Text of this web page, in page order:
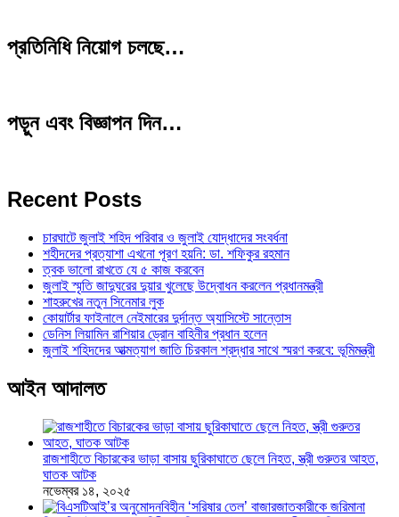
প্রতিনিধি নিয়োগ চলছে…
পড়ুন এবং বিজ্ঞাপন দিন…
Recent Posts
চারঘাটে জুলাই শহিদ পরিবার ও জুলাই যোদ্ধাদের সংবর্ধনা
শহীদদের প্রত্যাশা এখনো পূরণ হয়নি: ডা. শফিকুর রহমান
ত্বক ভালো রাখতে যে ৫ কাজ করবেন
জুলাই স্মৃতি জাদুঘরের দুয়ার খুলেছে উদ্বোধন করলেন প্রধানমন্ত্রী
শাহরুখের নতুন সিনেমার লুক
কোয়ার্টার ফাইনালে নেইমারের দুর্দান্ত অ্যাসিস্টে সান্তোস
ডেনিস লিয়ামিন রাশিয়ার ড্রোন বাহিনীর প্রধান হলেন
জুলাই শহিদদের আত্মত্যাগ জাতি চিরকাল শ্রদ্ধার সাথে স্মরণ করবে: ভূমিমন্ত্রী
আইন আদালত
রাজশাহীতে বিচারকের ভাড়া বাসায় ছুরিকাঘাতে ছেলে নিহত, স্ত্রী গুরুতর আহত,
ঘাতক আটক
নভেম্বর ১৪, ২০২৫